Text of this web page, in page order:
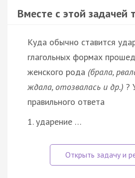
Вместе с этой
Куда обычно ставится
глагольных формах
женского рода (брала,
ждала, отозвалась и др.) ?
правильного ответа
1. ударение …